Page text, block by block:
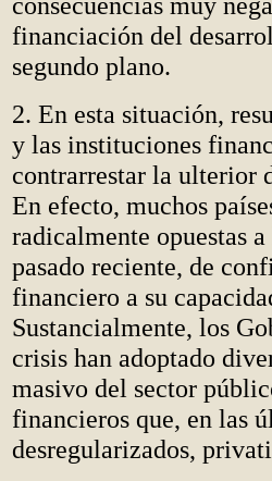
financiación del
segundo plano.
2. En esta situación,
y las instituciones
contrarrestar la ulterior
En efecto, muchos
radicalmente opuestas
pasado reciente, de
financiero a su
Sustancialmente, los
crisis han adoptado
masivo del sector
financieros que, en las
desregularizados,